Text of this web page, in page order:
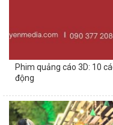
Phim quảng cáo 3D: 10
động